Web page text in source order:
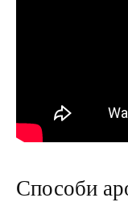
Способи